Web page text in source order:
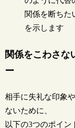
関係を断ちた
を示します
関係をこわさな
ー
相手に失礼な印象
ないために、
以下の3つのポイン